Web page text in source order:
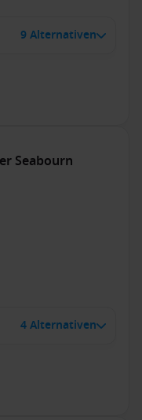
9 Alternativen
Seabourn
4 Alternativen